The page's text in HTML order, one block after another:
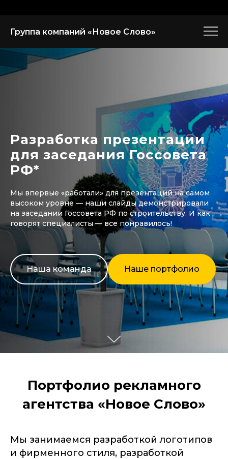
Группа компаний «Новое Слово»
Разработка презентации
для заседания Госсовета
РФ*
Мы впервые «работали» для презентаций на самом
высоком уровне — наши слайды демонстрировали
на заседании Госсовета РФ по строительству. И как
говорят специалисты — все понравилось!
Наша команда Наше портфолио
Портфолио рекламного
агентства «Новое Слово»
Мы занимаемся разработкой логотипов
и фирменного стиля, разработкой